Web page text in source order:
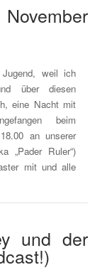
weil ich
über diesen
eine Nacht mit
beim
an unserer
„Pader Ruler“)
mit und alle
und der